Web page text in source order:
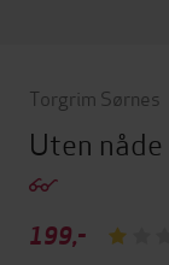
Torgrim Sørnes
Uten nåde
199,-